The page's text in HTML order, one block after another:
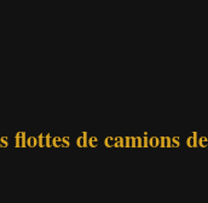
flottes de camions